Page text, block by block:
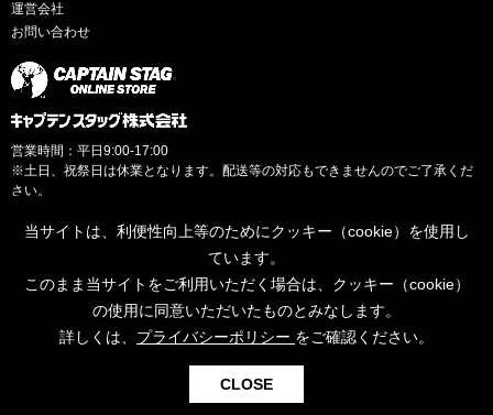
運営会社
お問い合わせ
営業時間：平日9:00-17:00
※土日、祝祭日は休業となります。配送等の対応もできませんのでご了承くだ
さい。
© CAPTAINSTAG Co.Ltd.
お気に入り カート
当サイトは、利便性向上等のためにクッキー（cookie）を使用し
ています。
このまま当サイトをご利用いただく場合は、クッキー（cookie）
の使用に同意いただいたものとみなします。
詳しくは、 プライバシーポリシー をご確認ください。
CLOSE